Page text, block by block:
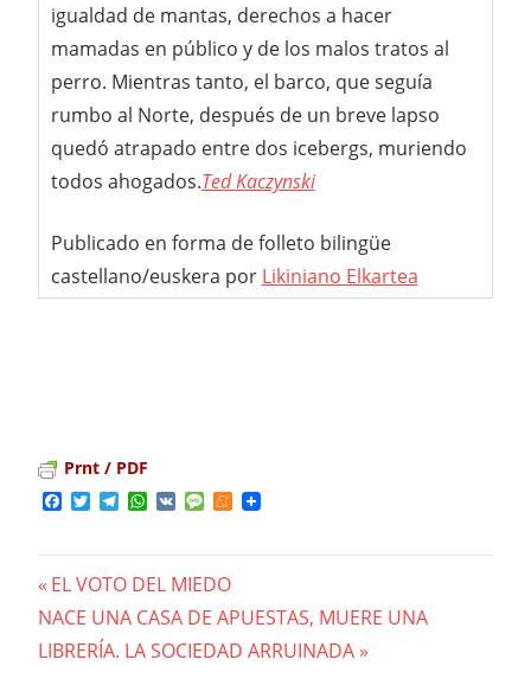
igualdad de mantas, derechos a hacer
mamadas en público y de los malos tratos al
perro. Mientras tanto, el barco, que seguía
rumbo al Norte, después de un breve lapso
quedó atrapado entre dos icebergs, muriendo
todos ahogados.Ted Kaczynski
Publicado en forma de folleto bilingüe
castellano/euskera por Likiniano Elkartea
Prnt / PDF
Facebook
TwitterTelegram
WhatsApp
VK MessageMeneame
Navegación
de
Previous
Post:
EL VOTO DEL MIEDO
Next
Post:
NACE UNA CASA DE APUESTAS, MUERE UNA
LIBRERÍA. LA SOCIEDAD ARRUINADA